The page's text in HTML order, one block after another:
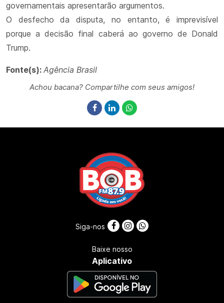
governamentais apresentarão argumentos.
O desfecho da disputa, no entanto, é imprevisível
porque a decisão final caberá ao governo de Donald
Trump.
Fonte(s): Agência Brasil
Achou bacana? Compartilhe com seus amigos!
Siga-nos
Baixe nosso
Aplicativo